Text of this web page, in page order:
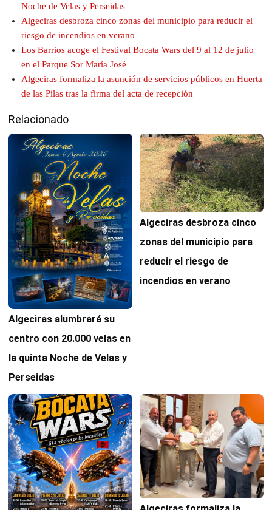
Noche de Velas y Perseidas
Algeciras desbroza cinco zonas del municipio para reducir el
riesgo de incendios en verano
Los Barrios acoge el Festival Bocata Wars del 9 al 12 de julio
en el Parque Sor María José
Algeciras formaliza la asunción de servicios públicos en Huerta
de las Pilas tras la firma del acta de recepción
Relacionado
Algeciras alumbrará su
centro con 20.000 velas en
la quinta Noche de Velas y
Perseidas
Algeciras desbroza cinco
zonas del municipio para
reducir el riesgo de
incendios en verano